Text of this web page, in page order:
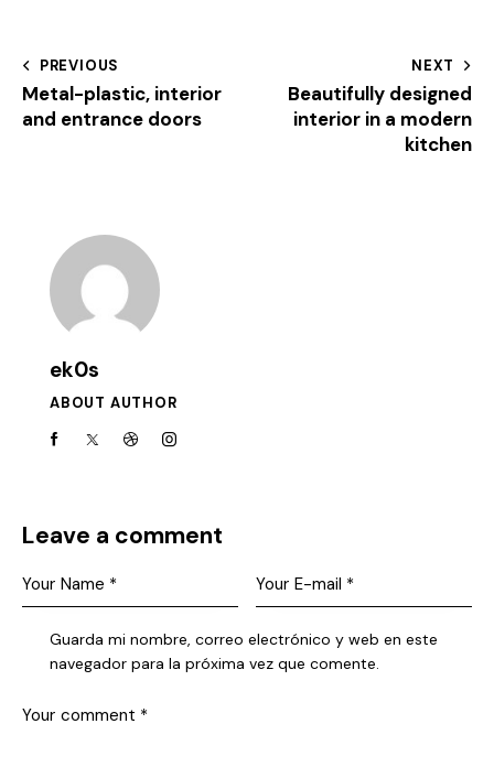
PREVIOUS
Metal-plastic, interior
and entrance doors
NEXT
Beautifully designed
interior in a modern
kitchen
ek0s
ABOUT AUTHOR
Leave a comment
Guarda mi nombre, correo electrónico y web en este
navegador para la próxima vez que comente.